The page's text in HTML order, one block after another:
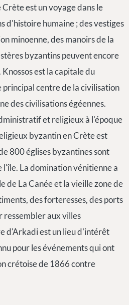
est un voyage dans le
d'histoire humaine ; des vestiges
minoenne, des manoirs de la
byzantins peuvent encore
est la capitale du
centre de la civilisation
des civilisations égéennes.
et religieux à l'époque
byzantin en Crète est
800 églises byzantines sont
La domination vénitienne a
de La Canée et la vieille zone de
des forteresses, des ports
ressembler aux villes
d'Arkadi est un lieu d'intérêt
pour les événements qui ont
crétoise de 1866 contre